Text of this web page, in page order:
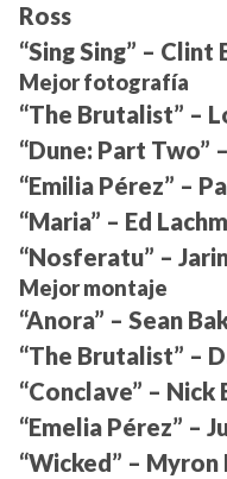
Ross
“Sing Sing” –
Mejor fotografía
“The Brutalist” –
“Dune: Part Two”
“Emilia Pérez” –
“Maria” – Ed
“Nosferatu” –
Mejor montaje
“Anora” – Sean
“The Brutalist” –
“Conclave” – Nick
“Emelia Pérez” –
“Wicked” –